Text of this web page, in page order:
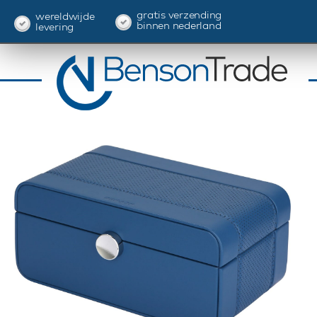
wereldwijde
levering
gratis verzending
binnen nederland